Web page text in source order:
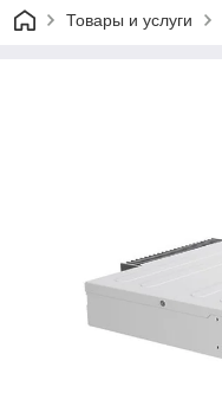
Товары и услуги